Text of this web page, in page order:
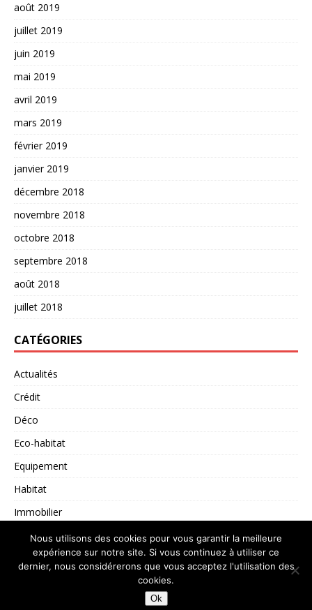
août 2019
juillet 2019
juin 2019
mai 2019
avril 2019
mars 2019
février 2019
janvier 2019
décembre 2018
novembre 2018
octobre 2018
septembre 2018
août 2018
juillet 2018
CATÉGORIES
Actualités
Crédit
Déco
Eco-habitat
Equipement
Habitat
Immobilier
Non classé
Copyright © 2026 | Thème WordPress par
Nous utilisons des cookies pour vous garantir la meilleure
expérience sur notre site. Si vous continuez à utiliser ce
dernier, nous considérerons que vous acceptez l'utilisation des
cookies.
Ok